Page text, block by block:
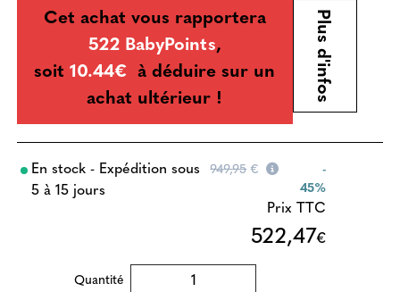
Cet achat vous rapportera
522 BabyPoints,
soit10.44€ à déduire sur un
achat ultérieur !
Plus d'infos
En stock - Expédition sous
5 à 15 jours
949,95 €
-
45%
Prix TTC
522,47€
Quantité